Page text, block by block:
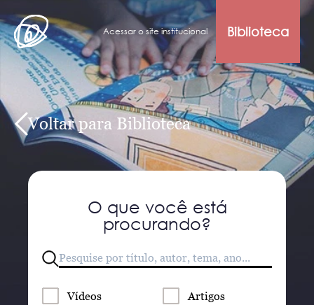
Acessar o site institucional Biblioteca
Voltar para Biblioteca
O que você está
procurando?
Vídeos Artigos